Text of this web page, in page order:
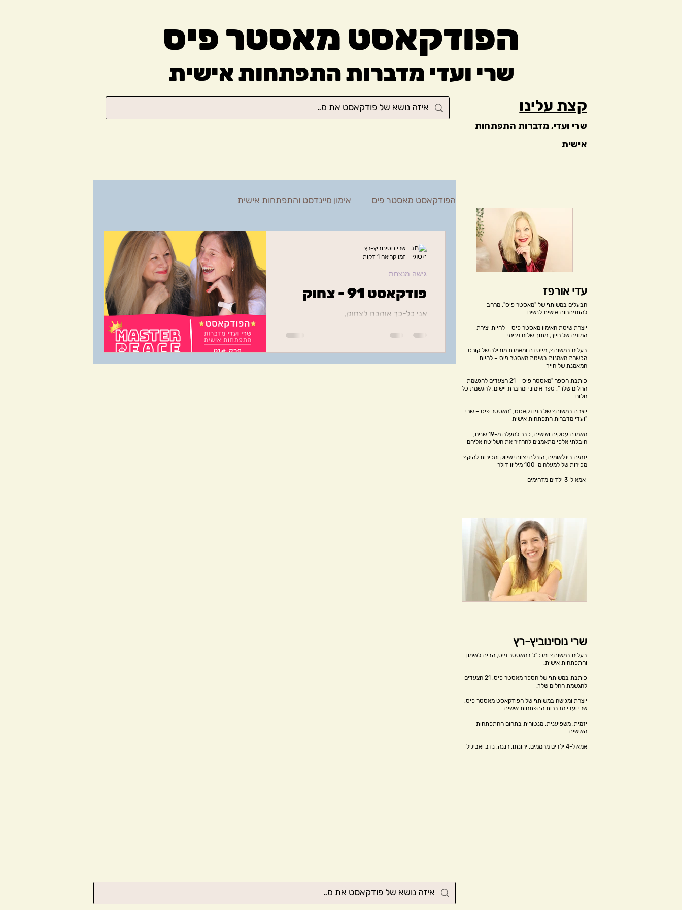
הפודקאסט מאסטר פיס
שרי ועדי מדברות התפתחות אישית
קצת עלינו
שרי ועדי, מדברות התפתחות
אישית
הפודקאסט מאסטר פיס אימון מיינדסט והתפתחות אישית
גישה מנצחת
תודעת שפע וכסף פחדים, חסמים, מלכודות
ניהול רגשי מערכות יחסים רוחניות Laughing
פודקאסט 91 - צחוק
אני כל-כך אוהבת לצחוק,
גישה מנצחת
שרי נוסינוביץ-רץ
זמן קריאה 1 דקות
עדי אורפז
הבעלים במשותף של "מאסטר פיס", מרחב
להתפתחות אישית לנשים
יוצרת שיטת האימון מאסטר פיס – להיות יצירת
המופת של חייך, מתוך שלום פנימי
בעלים במשותף, מייסדת ומאמנת מובילה של קורס
הכשרת מאמנות בשיטת מאסטר פיס – להיות
המאמנת של חייך
כותבת הספר "מאסטר פיס – 21 הצעדים להגשמת
החלום שלך", ספר אימוני ומחברת יישום, להגשמת כל
חלום
יוצרת במשותף של הפודקאסט, "מאסטר פיס – שרי
ועדי מדברות התפתחות אישית"
מאמנת עסקית ואישית, כבר למעלה מ-19 שנים,
הובלתי אלפי מתאמנים להחזיר את השליטה אליהם
יזמית בינלאומית, הובלתי צוותי שיווק ומכירות להיקף
מכירות של למעלה מ-100 מיליון דולר
שרי נוסינוביץ-רץ
בעלים במשותף ומנכ"ל במאסטר פיס, הבית לאימון
והתפתחות אישית.
כותבת במשותף של הספר מאסטר פיס, 21 הצעדים
להגשמת החלום שלך.
יוצרת ומגישה במשותף של הפודקאסט מאסטר פיס,
שרי ועדי מדברות התפתחות אישית.
יזמית, משפיענית, מנטורית בתחום ההתפתחות
האישית.
אמא ל-4 ילדים מהממים, יהונתן, רננה, נדב ואביגיל